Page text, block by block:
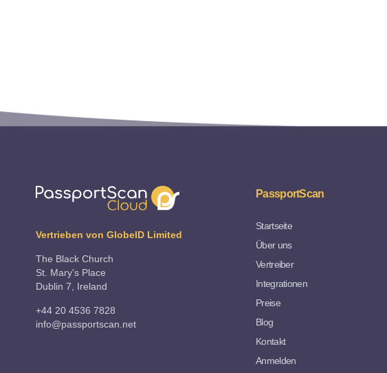
Vertrieben von GlobeID Limited
The Black Church
St. Mary's Place
Dublin 7, Ireland
+44 20 4536 7828
info@passportscan.net
PassportScan
Startseite
Über uns
Vertreiber
Integrationen
Preise
Blog
Kontakt
Anmelden